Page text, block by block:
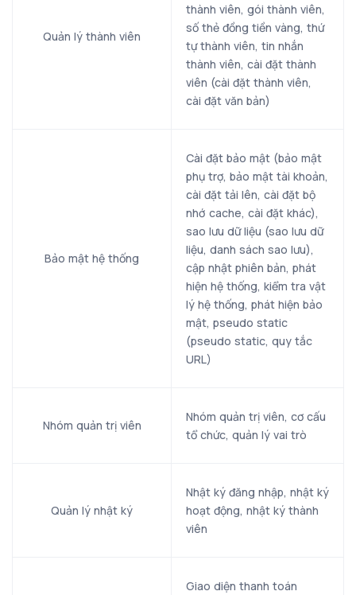
Quản lý thành viên
thành viên, gói thành viên,
số thẻ đồng tiền vàng, thứ
tự thành viên, tin nhắn
thành viên, cài đặt thành
viên (cài đặt thành viên,
cài đặt văn bản)
Bảo mật hệ thống
Cài đặt bảo mật (bảo mật
phụ trợ, bảo mật tài khoản,
cài đặt tải lên, cài đặt bộ
nhớ cache, cài đặt khác),
sao lưu dữ liệu (sao lưu dữ
liệu, danh sách sao lưu),
cập nhật phiên bản, phát
hiện hệ thống, kiểm tra vật
lý hệ thống, phát hiện bảo
mật, pseudo static
(pseudo static, quy tắc
URL)
Nhóm quản trị viên
Nhóm quản trị viên, cơ cấu
tổ chức, quản lý vai trò
Quản lý nhật ký
Nhật ký đăng nhập, nhật ký
hoạt động, nhật ký thành
viên
Giao diện thanh toán